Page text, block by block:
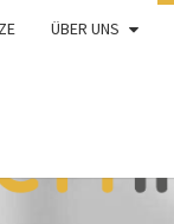
ÜBER UNS